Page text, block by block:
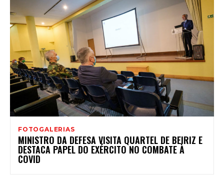
FOTOGALERIAS
MINISTRO DA DEFESA VISITA QUARTEL DE BEIRIZ E
DESTACA PAPEL DO EXÉRCITO NO COMBATE À
COVID